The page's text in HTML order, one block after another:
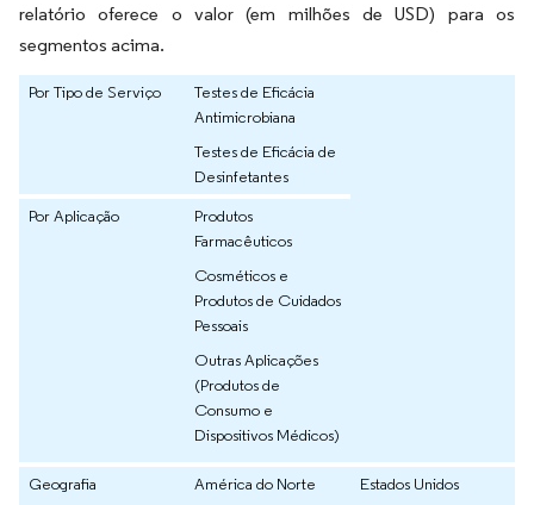
relatório oferece o valor (em milhões de USD) para os
segmentos acima.
Por Tipo de Serviço
Testes de Eficácia
Antimicrobiana
Testes de Eficácia de
Desinfetantes
Por Aplicação
Produtos
Farmacêuticos
Cosméticos e
Produtos de Cuidados
Pessoais
Outras Aplicações
(Produtos de
Consumo e
Dispositivos Médicos)
Geografia América do Norte
Estados Unidos